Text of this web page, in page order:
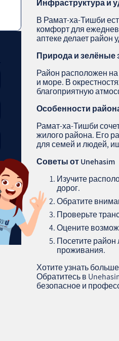
Инфраструктура и
В Рамат-ха-Тишби
комфорт для
аптеке делает
Природа и зелёные
Район расположен
и море. В
благоприятную
Особенности
Рамат-ха-Тишби
жилого района. Его
для семей и людей,
Советы от Unehasim
Изучите
дорог.
Обратите
Проверьте
Оцените
Посетите район
проживания.
Хотите узнать
Обратитесь в
безопасное и